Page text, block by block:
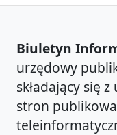
Biuletyn
urzędowy
składający się
stron